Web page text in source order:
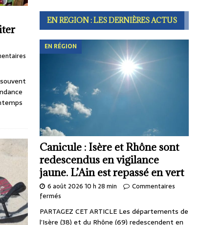
EN REGION : LES DERNIÈRES ACTUS
Canicule : Isère et Rhône sont
redescendus en vigilance
jaune. L’Ain est repassé en vert
EN RÉGION
6 août 2026 10 h 28 min
Commentaires
fermés
PARTAGEZ CET ARTICLE Les départements de
l’Isère (38) et du Rhône (69) redescendent en